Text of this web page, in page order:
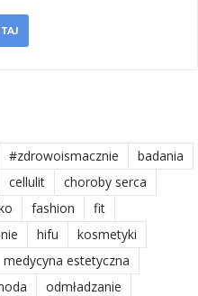
#zdrowoismacznie
badania
cellulit
choroby serca
fashion
fit
hifu
kosmetyki
medycyna estetyczna
odmładzanie